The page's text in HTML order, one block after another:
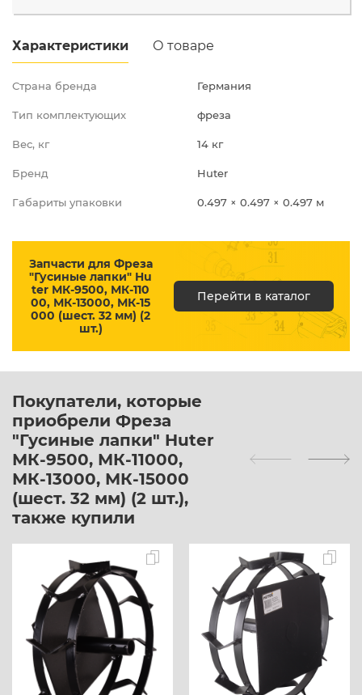
Скоро в продаже
Характеристики О товаре
Страна бренда Германия
Тип комплектующих фреза
Вес, кг 14 кг
Бренд Huter
Габариты упаковки 0.497 × 0.497 × 0.497 м
Запчасти для Фреза
"Гусиные лапки" Hu
ter МК-9500, МК-110
00, МК-13000, МК-15
000 (шест. 32 мм) (2
шт.)
Перейти в каталог
Покупатели, которые
приобрели Фреза
"Гусиные лапки" Huter
МК-9500, МК-11000,
МК-13000, МК-15000
(шест. 32 мм) (2 шт.),
также купили